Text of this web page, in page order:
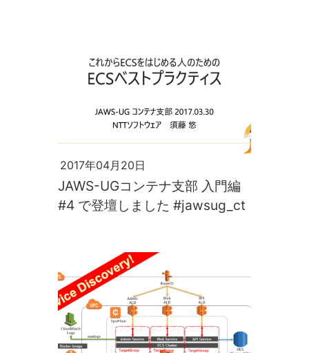
2017年04月20日
JAWS-UGコンテナ支部 入門編
#4 で登壇しました #jawsug_ct